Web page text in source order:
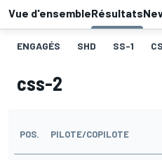
Vue d'ensembleRésultats
ENGAGÉS SHD SS-1
css-2
POS. PILOTE/COPILOTE